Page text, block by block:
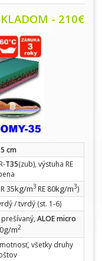
- 210€
cm
T35(zub), výstuha RE
35kg/m3 RE 80kg/m3)
/ tvrdý (st. 1-6)
prešívaný, ALOE micro
g/m2
všetky druhy